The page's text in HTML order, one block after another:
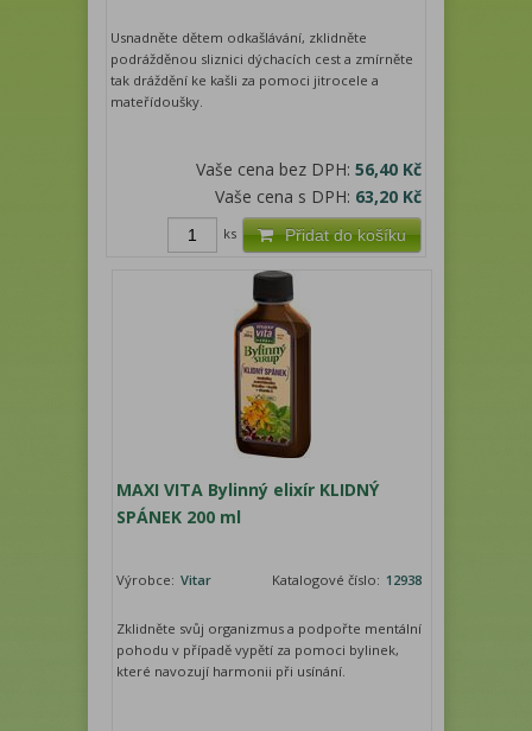
Usnadněte dětem odkašlávání, zklidněte
podrážděnou sliznici dýchacích cest a zmírněte
tak dráždění ke kašli za pomoci jitrocele a
mateřídoušky.
Vaše cena bez DPH: 56,40 Kč
Vaše cena s DPH: 63,20 Kč
Přidat do košíku
ks
MAXI VITA Bylinný elixír KLIDNÝ
SPÁNEK 200 ml
Výrobce: Vitar Katalogové číslo: 12938
Zklidněte svůj organizmus a podpořte mentální
pohodu v případě vypětí za pomoci bylinek,
které navozují harmonii při usínání.